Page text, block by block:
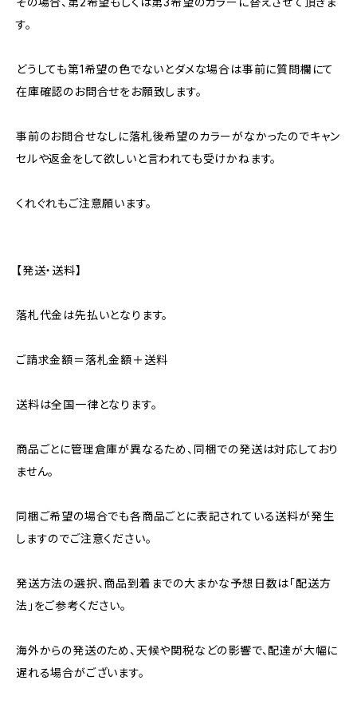
す。
どうしても第1希望の色でないとダメな場合は事前に質問欄にて
在庫確認のお問合せをお願致します。
事前のお問合せなしに落札後希望のカラーがなかったのでキャン
セルや返金をして欲しいと言われても受けかねます。
くれぐれもご注意願います。
【発送・送料】
落札代金は先払いとなります。
ご請求金額＝落札金額＋送料
送料は全国一律となります。
商品ごとに管理倉庫が異なるため、同梱での発送は対応しており
ません。
同梱ご希望の場合でも各商品ごとに表記されている送料が発生
しますのでご注意ください。
発送方法の選択、商品到着までの大まかな予想日数は「配送方
法」をご参考ください。
海外からの発送のため、天候や関税などの影響で、配達が大幅に
遅れる場合がございます。